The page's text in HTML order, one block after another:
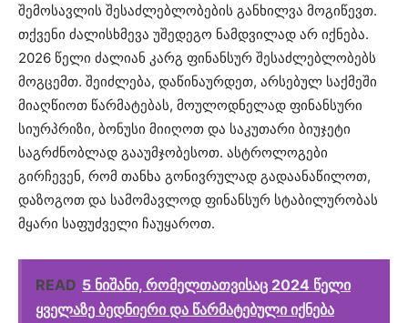
შემოსავლის შესაძლებლობების განხილვა მოგიწევთ.
თქვენი ძალისხმევა უშედეგო ნამდვილად არ იქნება.
2026 წელი ძალიან კარგ ფინანსურ შესაძლებლობებს
მოგცემთ. შეიძლება, დაწინაურდეთ, არსებულ საქმეში
მიაღწიოთ წარმატებას, მოულოდნელად ფინანსური
სიურპრიზი, ბონუსი მიიღოთ და საკუთარი ბიუჯეტი
საგრძნობლად გააუმჯობესოთ. ასტროლოგები
გირჩევენ, რომ თანხა გონივრულად გადაანაწილოთ,
დაზოგოთ და სამომავლოდ ფინანსურ სტაბილურობას
მყარი საფუძველი ჩაუყაროთ.
READ 5 ნიშანი, რომელთათვისაც 2024 წელი
ყველაზე ბედნიერი და წარმატებული იქნება